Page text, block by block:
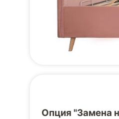
Опция "Замена